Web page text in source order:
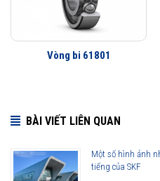
Ít rung động hơn
Tuổi thọ vòng bi cao hơn
Khả năng che chắn tốt hơn
Vòng bi 61801
BÀI VIẾT LIÊN QUAN
Một số hình ảnh
tiếng của SKF